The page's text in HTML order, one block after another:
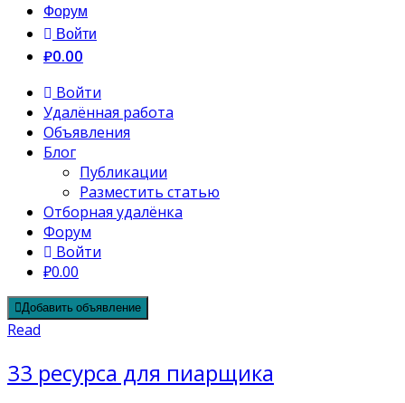
Форум
Войти
₽0.00
Войти
Удалённая работа
Объявления
Блог
Публикации
Разместить статью
Отборная удалёнка
Форум
Войти
₽0.00
Добавить объявление
Read
33 ресурса для пиарщика